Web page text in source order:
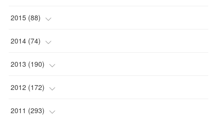
(1)
(1)
( 3 )
(2)
(1)
(3)
(1)
(2)
(5)
(6)
(3)
(4)
2015 (88)
(4)
(7)
(6)
(6)
2014 (74)
(9)
(14)
(6)
2013 (190)
(17)
(22)
2012 (172)
(12)
2011 (293)